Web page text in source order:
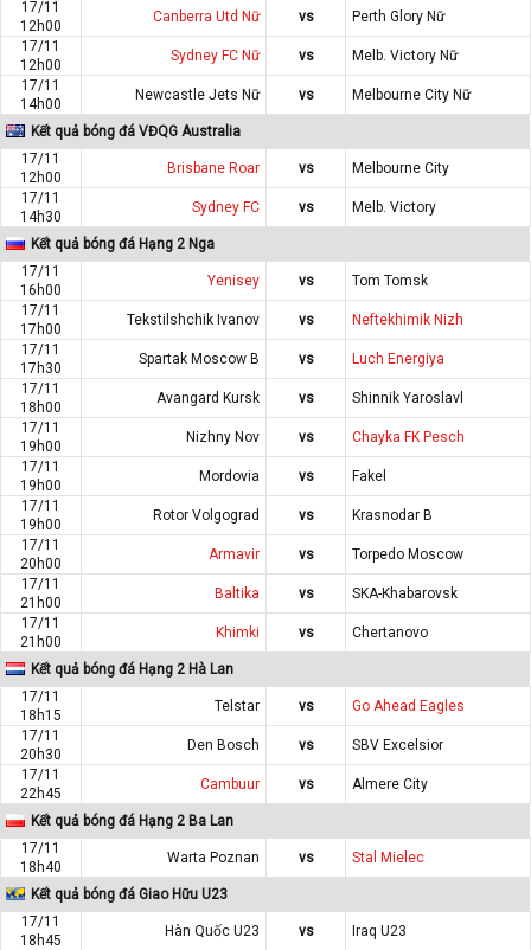
17/11
12h00
Canberra Utd Nữ vs
Perth Glory Nữ
17/11
12h00
Sydney FC Nữ vs
Melb. Victory Nữ
17/11
14h00
Newcastle Jets Nữ vs Melbourne City Nữ
Kết quả bóng đá VĐQG Australia
17/11
12h00
Brisbane Roar vs
Melbourne City
17/11
14h30
Sydney FC vs Melb. Victory
Kết quả bóng đá Hạng 2 Nga
17/11
16h00
Yenisey vs
Tom Tomsk
17/11
17h00
Tekstilshchik Ivanov vs
Neftekhimik Nizh
17/11
17h30
Spartak Moscow B vs
Luch Energiya
17/11
18h00
Avangard Kursk vs
Shinnik Yaroslavl
17/11
19h00
Nizhny Nov vs
Chayka FK Pesch
17/11
19h00
Mordovia vs
Fakel
17/11
19h00
Rotor Volgograd vs
Krasnodar B
17/11
20h00
Armavir vs
Torpedo Moscow
17/11
21h00
Baltika vs
SKA-Khabarovsk
17/11
21h00
Khimki vs Chertanovo
Kết quả bóng đá Hạng 2 Hà Lan
17/11
18h15
Telstar vs
Go Ahead Eagles
17/11
20h30
Den Bosch vs
SBV Excelsior
17/11
22h45
Cambuur vs Almere City
Kết quả bóng đá Hạng 2 Ba Lan
17/11
18h40
Warta Poznan vs Stal Mielec
Kết quả bóng đá Giao Hữu U23
17/11
18h45
Hàn Quốc U23 vs
Iraq U23